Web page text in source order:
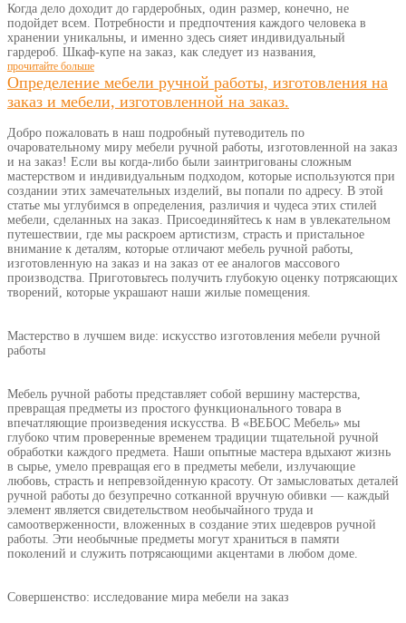
Когда дело доходит до гардеробных, один размер, конечно, не
подойдет всем. Потребности и предпочтения каждого человека в
хранении уникальны, и именно здесь сияет индивидуальный
гардероб. Шкаф-купе на заказ, как следует из названия,
прочитайте больше
Определение мебели ручной работы, изготовления на
заказ и мебели, изготовленной на заказ.
Добро пожаловать в наш подробный путеводитель по
очаровательному миру мебели ручной работы, изготовленной на заказ
и на заказ! Если вы когда-либо были заинтригованы сложным
мастерством и индивидуальным подходом, которые используются при
создании этих замечательных изделий, вы попали по адресу. В этой
статье мы углубимся в определения, различия и чудеса этих стилей
мебели, сделанных на заказ. Присоединяйтесь к нам в увлекательном
путешествии, где мы раскроем артистизм, страсть и пристальное
внимание к деталям, которые отличают мебель ручной работы,
изготовленную на заказ и на заказ от ее аналогов массового
производства. Приготовьтесь получить глубокую оценку потрясающих
творений, которые украшают наши жилые помещения.
Мастерство в лучшем виде: искусство изготовления мебели ручной
работы
Мебель ручной работы представляет собой вершину мастерства,
превращая предметы из простого функционального товара в
впечатляющие произведения искусства. В «ВЕБОС Мебель» мы
глубоко чтим проверенные временем традиции тщательной ручной
обработки каждого предмета. Наши опытные мастера вдыхают жизнь
в сырье, умело превращая его в предметы мебели, излучающие
любовь, страсть и непревзойденную красоту. От замысловатых деталей
ручной работы до безупречно сотканной вручную обивки — каждый
элемент является свидетельством необычайного труда и
самоотверженности, вложенных в создание этих шедевров ручной
работы. Эти необычные предметы могут храниться в памяти
поколений и служить потрясающими акцентами в любом доме.
Совершенство: исследование мира мебели на заказ